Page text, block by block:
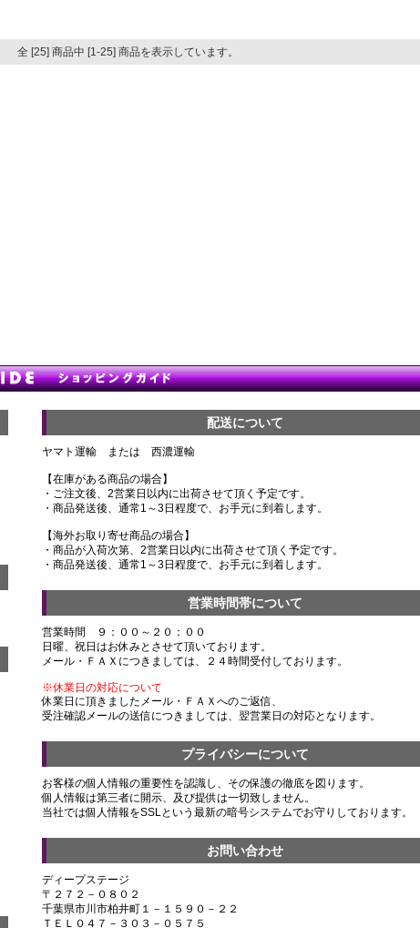
全 [25] 商品中 [1-25] 商品を表示しています。
配送について
ヤマト運輸 または 西濃運輸
【在庫がある商品の場合】
・ご注文後、2営業日以内に出荷させて頂く予定です。
・商品発送後、通常1～3日程度で、お手元に到着します。
【海外お取り寄せ商品の場合】
・商品が入荷次第、2営業日以内に出荷させて頂く予定です。
・商品発送後、通常1～3日程度で、お手元に到着します。
営業時間帯について
営業時間 ９：００～２０：００
日曜、祝日はお休みとさせて頂いております。
メール・ＦＡＸにつきましては、２４時間受付しております。
※休業日の対応について
休業日に頂きましたメール・ＦＡＸへのご返信、
受注確認メールの送信につきましては、翌営業日の対応となります。
プライバシーについて
お客様の個人情報の重要性を認識し、その保護の徹底を図ります。
個人情報は第三者に開示、及び提供は一切致しません。
当社では個人情報をSSLという最新の暗号システムでお守りしております。
お問い合わせ
ディープステージ
〒２７２－０８０２
千葉県市川市柏井町１－１５９０－２２
ＴＥＬ０４７－３０３－０５７５